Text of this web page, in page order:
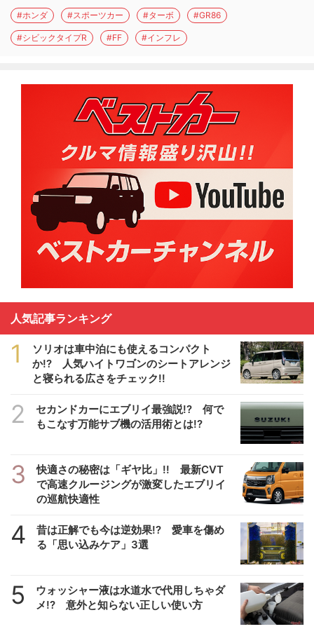
#ホンダ #スポーツカー #ターボ #GR86
#シビックタイプR #FF #インフレ
人気記事ランキング
1
ソリオは車中泊にも使えるコンパクト
か!? 人気ハイトワゴンのシートアレンジ
と寝られる広さをチェック!!
2
セカンドカーにエブリイ最強説!? 何で
もこなす万能サブ機の活用術とは!?
3
快適さの秘密は「ギヤ比」!! 最新CVT
で高速クルージングが激変したエブリイ
の巡航快適性
4
昔は正解でも今は逆効果!? 愛車を傷め
る「思い込みケア」3選
5
ウォッシャー液は水道水で代用しちゃダ
メ!? 意外と知らない正しい使い方